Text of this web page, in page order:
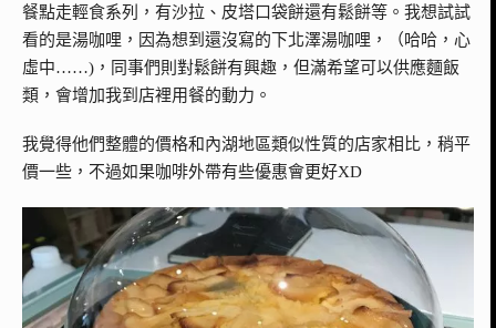
餐點走輕食系列，有沙拉、皮塔口袋餅還有鬆餅等。我想試試
看的是湯咖哩，因為想到還沒寫的下北澤湯咖哩，（哈哈，心
虛中……)，同事們則對鬆餅有興趣，但滿希望可以供應麵飯
類，會增加我到店裡用餐的動力。
我覺得他們整體的價格和內湖地區類似性質的店家相比，稍平
價一些，不過如果咖啡外帶有些優惠會更好XD